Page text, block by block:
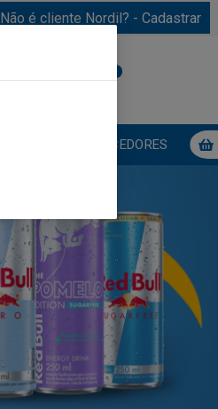
Não é cliente Nordil? - Cadastrar
FORNECEDORES